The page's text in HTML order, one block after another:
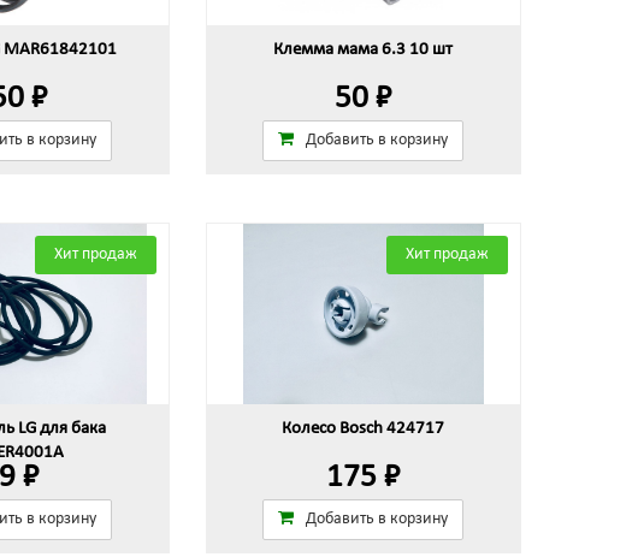
MAR61842101
₽
в корзину
Клемма мама 6.3 10 шт
50 ₽
Добавить в корзину
Хит продаж
LG для бака
₽
в корзину
Хит продаж
Колесо Bosch 424717
175 ₽
Добавить в корзину